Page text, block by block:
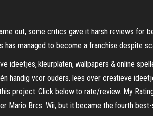
out, some critics gave it harsh reviews for
has managed to become a franchise despite
ideetjes, kleurplaten, wallpapers & online
handig voor ouders. lees over creatieve
project. Click below to rate/review. My
Mario Bros. Wii, but it became the fourth